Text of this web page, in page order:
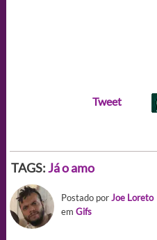
Tweet
TAGS:Já o amo
Postado porJoe Loreto
em Gifs